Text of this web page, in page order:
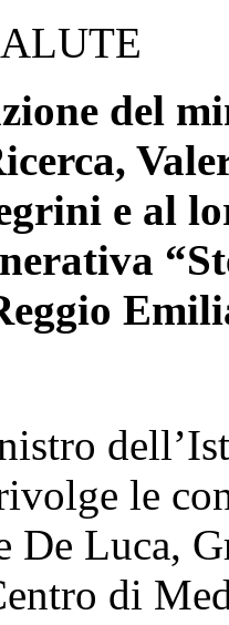
del
e al
le
De Luca,
di